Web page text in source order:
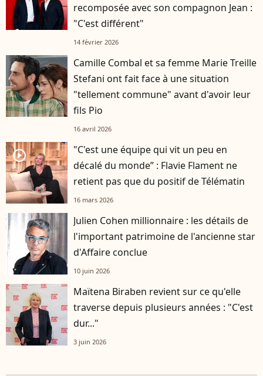
recomposée avec son compagnon Jean :
"C'est différent"
14 février 2026
Camille Combal et sa femme Marie Treille
Stefani ont fait face à une situation
"tellement commune" avant d'avoir leur
fils Pio
16 avril 2026
player2
"C'est une équipe qui vit un peu en
décalé du monde” : Flavie Flament ne
retient pas que du positif de Télématin
16 mars 2026
Julien Cohen millionnaire : les détails de
l'important patrimoine de l'ancienne star
d'Affaire conclue
10 juin 2026
Maïtena Biraben revient sur ce qu'elle
traverse depuis plusieurs années : "C'est
dur..."
3 juin 2026